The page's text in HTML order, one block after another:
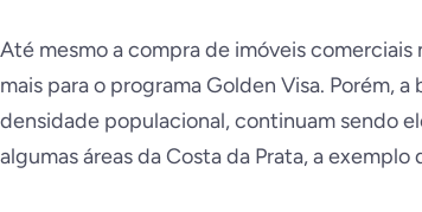
Até mesmo a compra de imóveis
mais para o programa Golden Visa. Porém,
densidade populacional, continuam sendo
algumas áreas da Costa da Prata, a exemplo